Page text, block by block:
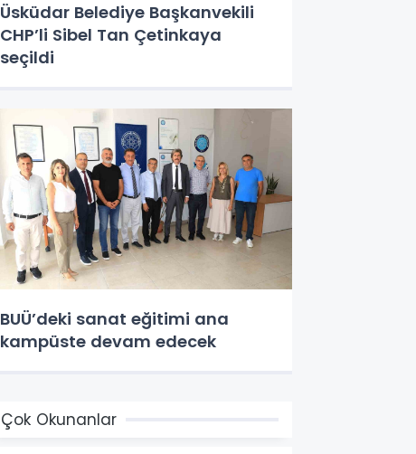
Üsküdar Belediye Başkanvekili
CHP’li Sibel Tan Çetinkaya
seçildi
BUÜ’deki sanat eğitimi ana
kampüste devam edecek
Çok Okunanlar